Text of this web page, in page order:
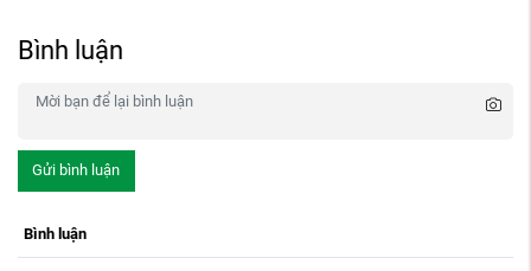
Bình luận
Gửi bình luận
Bình luận